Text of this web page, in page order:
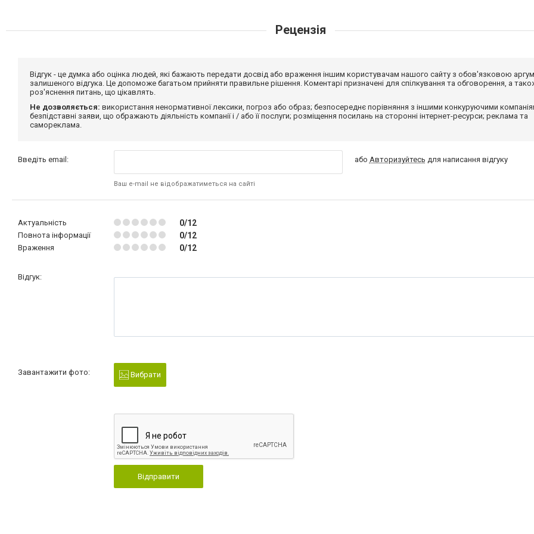
Рецензія
Відгук - це думка або оцінка людей, які бажають передати досвід або враження іншим користувачам нашого сайту з обов'язковою
залишеного відгука. Це допоможе багатьом прийняти правильне рішення. Коментарі призначені для спілкування та обговорення, а
роз'яснення питань, що цікавлять.
Не дозволяється: використання ненормативної лексики, погроз або образ; безпосереднє порівняння з іншими конкуруючими
безпідставні заяви, що ображають діяльність компанії і / або її послуги; розміщення посилань на сторонні інтернет-ресурси; реклама та
самореклама.
Введіть email:
Ваш e-mail не відображатиметься на сайті
або Авторизуйтесь для написання відгуку
Актуальність 0/12
Повнота інформації 0/12
Враження 0/12
Відгук:
Завантажити фото: Вибрати
Відправити